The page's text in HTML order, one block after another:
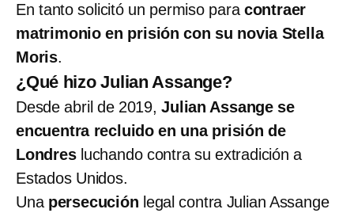
En tanto solicitó un permiso paracontraer
matrimonio en prisión con su novia Stella
Moris.
¿Qué hizo Julian Assange?
Desde abril de 2019,Julian Assange se
encuentra recluido en una prisión de
Londresluchando contra su extradición a
Estados Unidos.
Una persecución legal contra Julian Assange